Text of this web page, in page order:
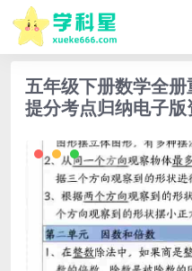
五年级下册数学全
提分考点归纳电子版